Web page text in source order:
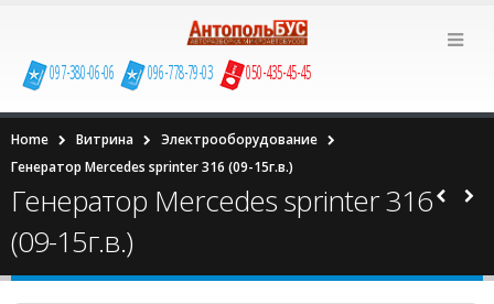
097-380-06-06 096-778-79-03 050-435-45-45
Home Витрина
Электрооборудование
Генератор Mercedes sprinter 316 (09-15г.в.)
Генератор Mercedes sprinter 316
(09-15г.в.)